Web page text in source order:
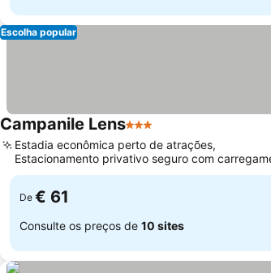
Escolha popular
Campanile Lens3 Estrelas
Estadia econômica perto de atrações,
Estacionamento privativo seguro com
de veículos elétricos
De € 61
Consulte os preços de 10 sites